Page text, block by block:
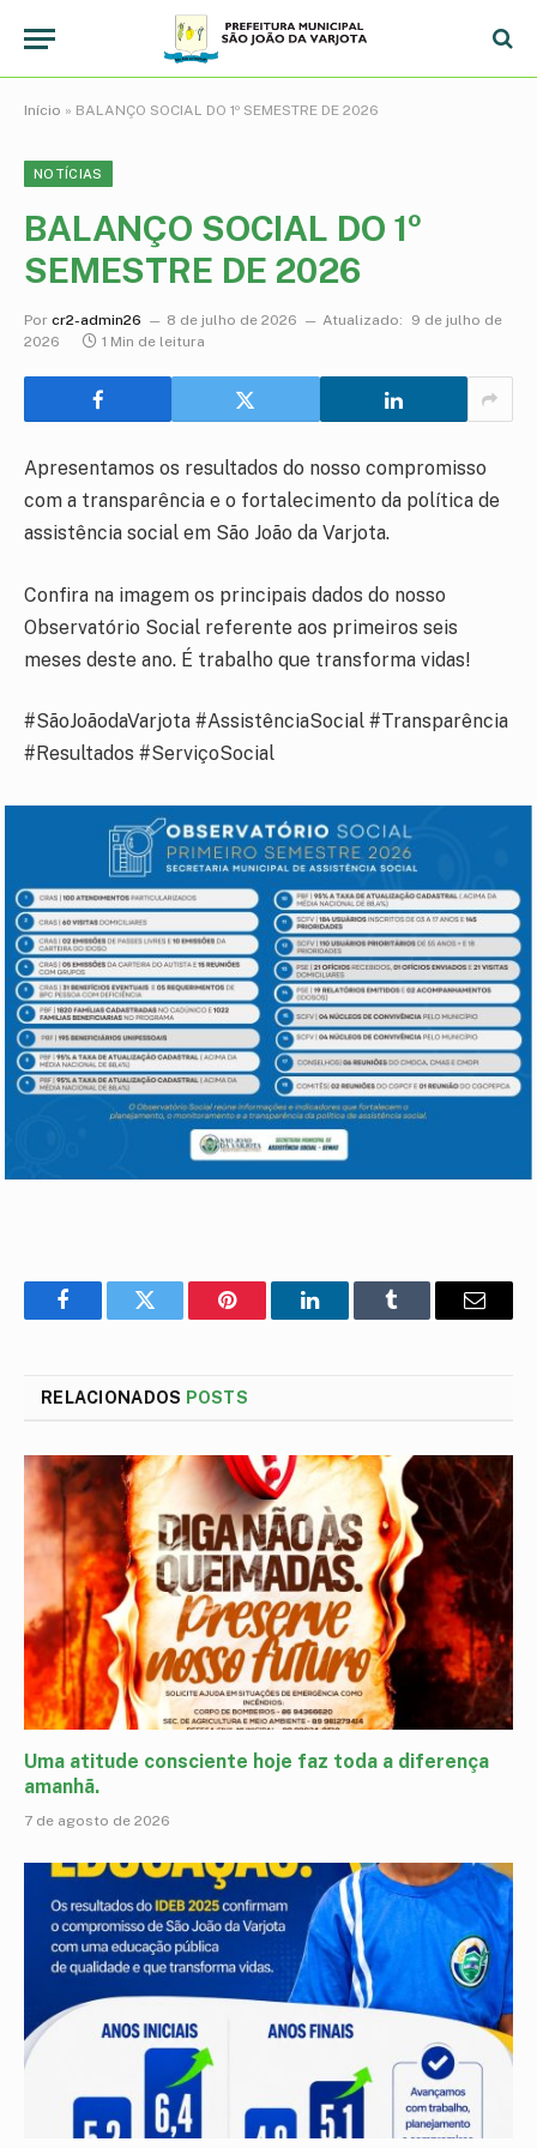
Início » BALANÇO SOCIAL DO 1º SEMESTRE DE 2026
NOTÍCIAS
BALANÇO SOCIAL DO 1º
SEMESTRE DE 2026
Por cr2-admin26 8 de julho de 2026 Atualizado:
9 de julho de
2026
1 Min de leitura
Apresentamos os resultados do nosso compromisso
com a transparência e o fortalecimento da política de
assistência social em São João da Varjota.
Confira na imagem os principais dados do nosso
Observatório Social referente aos primeiros seis
meses deste ano. É trabalho que transforma vidas!
#SãoJoãodaVarjota #AssistênciaSocial #Transparência
#Resultados #ServiçoSocial
FacebookTwitter Pinterest LinkedInTumblr
E-
RELACIONADOS POSTS
Uma atitude consciente hoje faz toda a diferença
amanhã.
7 de agosto de 2026